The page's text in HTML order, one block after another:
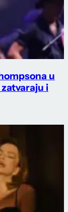
u
i